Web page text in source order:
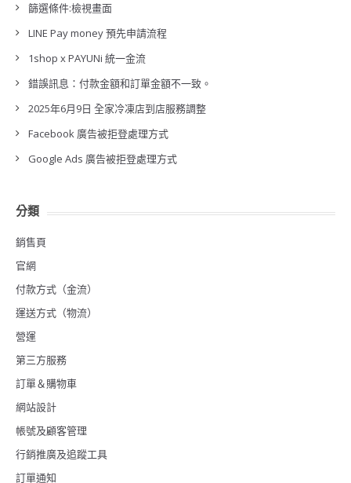
篩選條件:檢視畫面
LINE Pay money 預先申請流程
1shop x PAYUNi 統一金流
錯誤訊息：付款金額和訂單金額不一致。
2025年6月9日 全家冷凍店到店服務調整
Facebook 廣告被拒登處理方式
Google Ads 廣告被拒登處理方式
分類
銷售頁
官網
付款方式（金流）
運送方式（物流）
營運
第三方服務
訂單＆購物車
網站設計
帳號及顧客管理
行銷推廣及追蹤工具
訂單通知